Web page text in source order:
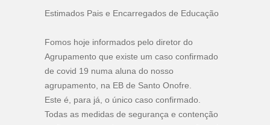
Estimados Pais e Encarregados de Educação
Fomos hoje informados pelo diretor do
Agrupamento que existe um caso confirmado
de covid 19 numa aluna do nosso
agrupamento, na EB de Santo Onofre.
Este é, para já, o único caso confirmado.
Todas as medidas de segurança e contenção